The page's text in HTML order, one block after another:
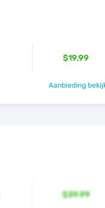
$19.99
Aanbieding
$39.99